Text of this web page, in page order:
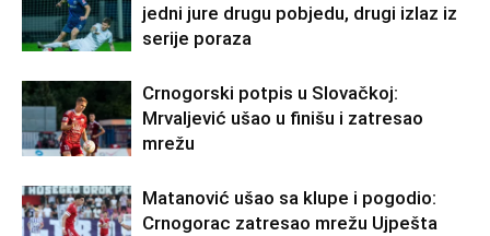
jedni jure drugu pobjedu, drugi izlaz iz
serije poraza
Crnogorski potpis u Slovačkoj:
Mrvaljević ušao u finišu i zatresao
mrežu
Matanović ušao sa klupe i pogodio:
Crnogorac zatresao mrežu Ujpešta